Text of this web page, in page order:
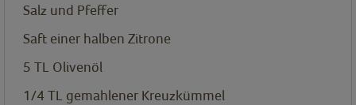
Salz und Pfeffer
Saft einer halben Zitrone
5 TL Olivenöl
1/4 TL gemahlener Kreuzkümmel